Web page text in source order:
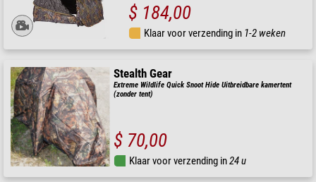
$ 184,00
Klaar voor verzending in 1-2 weken
Stealth Gear
Extreme Wildlife Quick Snoot Hide Uitbreidbare kamertent
(zonder tent)
$ 70,00
Klaar voor verzending in24 u